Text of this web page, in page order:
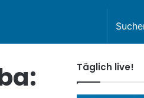
Täglich live!